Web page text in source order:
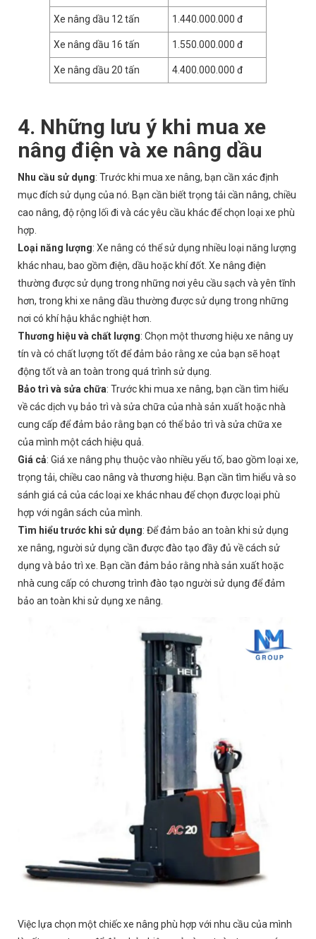
Xe nâng dầu 12 tấn 1.440.000.000 đ
Xe nâng dầu 16 tấn 1.550.000.000 đ
Xe nâng dầu 20 tấn 4.400.000.000 đ
4. Những lưu ý khi mua xe
nâng điện và xe nâng dầu
Nhu cầu sử dụng: Trước khi mua xe nâng, bạn cần xác định
mục đích sử dụng của nó. Bạn cần biết trọng tải cần nâng, chiều
cao nâng, độ rộng lối đi và các yêu cầu khác để chọn loại xe phù
hợp.
Loại năng lượng: Xe nâng có thể sử dụng nhiều loại năng lượng
khác nhau, bao gồm điện, dầu hoặc khí đốt. Xe nâng điện
thường được sử dụng trong những nơi yêu cầu sạch và yên tĩnh
hơn, trong khi xe nâng dầu thường được sử dụng trong những
nơi có khí hậu khắc nghiệt hơn.
Thương hiệu và chất lượng: Chọn một thương hiệu xe nâng uy
tín và có chất lượng tốt để đảm bảo rằng xe của bạn sẽ hoạt
động tốt và an toàn trong quá trình sử dụng.
Bảo trì và sửa chữa: Trước khi mua xe nâng, bạn cần tìm hiểu
về các dịch vụ bảo trì và sửa chữa của nhà sản xuất hoặc nhà
cung cấp để đảm bảo rằng bạn có thể bảo trì và sửa chữa xe
của mình một cách hiệu quả.
Giá cả: Giá xe nâng phụ thuộc vào nhiều yếu tố, bao gồm loại xe,
trọng tải, chiều cao nâng và thương hiệu. Bạn cần tìm hiểu và so
sánh giá cả của các loại xe khác nhau để chọn được loại phù
hợp với ngân sách của mình.
Tìm hiểu trước khi sử dụng: Để đảm bảo an toàn khi sử dụng
xe nâng, người sử dụng cần được đào tạo đầy đủ về cách sử
dụng và bảo trì xe. Bạn cần đảm bảo rằng nhà sản xuất hoặc
nhà cung cấp có chương trình đào tạo người sử dụng để đảm
bảo an toàn khi sử dụng xe nâng.
Việc lựa chọn một chiếc xe nâng phù hợp với nhu cầu của mình